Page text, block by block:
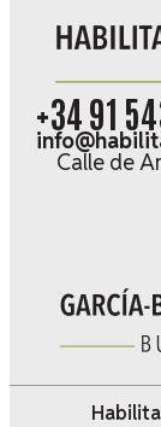
+34 91
Calle de